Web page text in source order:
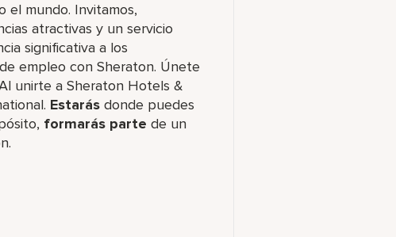
el mundo. Invitamos,
atractivas y un servicio
significativa a los
empleo con Sheraton. Únete
unirte a Sheraton Hotels &
Estarás donde puedes
formarás parte de un